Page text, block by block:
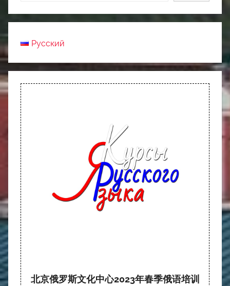
Русский
北京俄罗斯文化中心2023年春季俄语培训